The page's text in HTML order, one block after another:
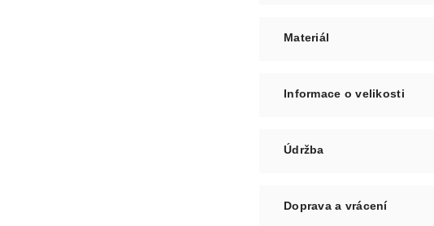
Materiál
Informace o velikosti
Údržba
Doprava a vrácení